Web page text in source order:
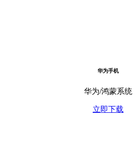
华为手机
华为/鸿蒙系统
立即下载